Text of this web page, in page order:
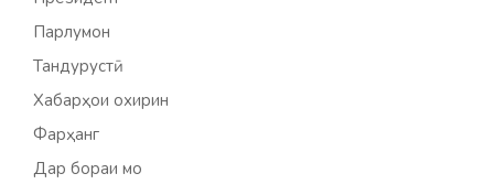
Парлумон
Тандурустӣ
Хабарҳои охирин
Фарҳанг
Дар бораи мо